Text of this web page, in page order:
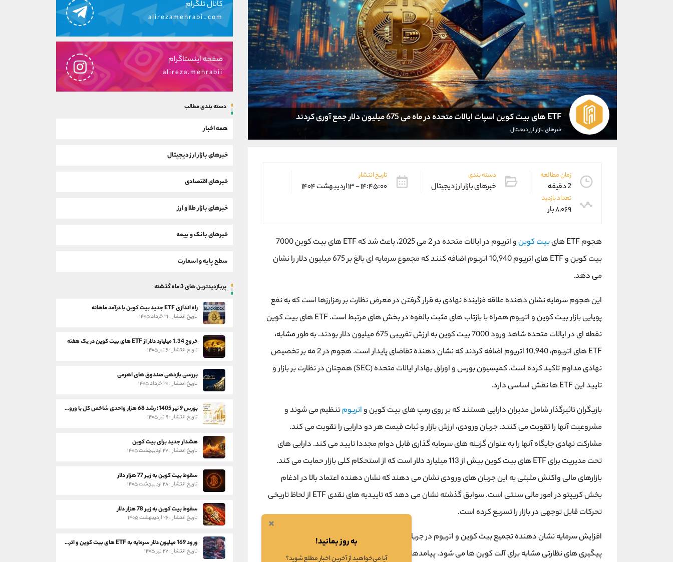
ETF های بیت کوین اسپات ایالات متحده در ماه می 675 میلیون دلار جمع آوری کردند
خبرهای بازار ارز دیجیتال
زمان مطالعه
2 دقیقه
دسته بندی
خبرهای بازار ارز دیجیتال
تاریخ انتشار
۱۴:۴۵:۰۰ - ۱۳ اردیبهشت ۱۴۰۴
تعداد بازدید
۸,۰۶۹ بار
هجوم ETF های بیت کوین
و اتریوم در ایالات متحده در 2 می 2025، باعث شد که ETF های بیت کوین 7000
بیت کوین و ETF های اتریوم 10,940 اتریوم اضافه کنند که مجموع سرمایه ای بالغ بر 675 میلیون دلار را نشان
می دهد.
این هجوم سرمایه نشان دهنده علاقه فزاینده نهادی به قرار گرفتن در معرض نظارت بر رمزارزها است که به نفع
پویایی بازار بیت کوین و اتریوم همراه با بازتاب های مثبت بالقوه در بخش های مرتبط است. ETF های بیت کوین
نقطه ای در ایالات متحده شاهد ورود 7000 بیت کوین به ارزش تقریبی 675 میلیون دلار بودند. به طور مشابه،
ETF های اتریوم، 10,940 اتریوم اضافه کردند که نشان دهنده تقاضای پایدار است. هجوم در 2 مه بر تخصیص
نهادی مداوم تاکید کرده است. کمیسیون بورس و اوراق بهادار ایالات متحده (SEC) همچنان در نظارت بر بازار و
تایید این ETF ها نقش اساسی دارد.
بازیگران تاثیرگذار شامل مدیران دارایی هستند که بر روی رمپ های بیت کوین واتریومتنظیم می شوند و
مشروعیت آنها را تقویت می کنند. جریان ورودی، ارزش بازار و ثبات قیمت هر دو دارایی را تقویت می کند.
مشارکت نهادی جایگاه آنها را به عنوان گزینه های سرمایه گذاری قابل دوام مجددا تایید می کند. دارایی های
تحت مدیریت برای ETF های بیت کوین بیش از 113 میلیارد دلار است که از استحکام کلی بازار حمایت می کند.
بازارهای مالی واکنش مثبتی به این جریان های ورودی نشان می دهند که نشان دهنده اعتماد بالا در ادغام
بخش کریپتو در امور مالی سنتی است. سوابق گذشته نشان می دهد که تاییدیه های نقدی ETF از لحاظ تاریخی
تحرکات قابل توجهی در بازار را تسریع کرده است.
افزایش سرمایه نشان دهنده تجمیع بیت کوین و اتریوم در جریان اصلی مالی است که به طور بالقوه باعث تحریک
پیگیری های نظارتی مشابه برای آلت کوین ها می شود. پیامدهای گسترده تر شامل افزایش مدیریت ریسک و
کانال تلگرام
alirezamehrabi_com
صفحه اینستاگرام
alireza.mehrabii
دسته بندی مطالب
همه اخبار
خبرهای بازار ارز دیجیتال
خبرهای اقتصادی
خبرهای بازار طلا و ارز
خبرهای بانک و بیمه
سطح پایه و اسمارت
پربازدیدترین های 3 ماه گذشته
راه اندازی ETF جدید بیت کوین با درآمد ماهانه
تاریخ انتشار : ۲۱ خرداد ۱۴۰۵
خروج 1.34 میلیارد دلار از ETF های بیت کوین در یک هفته
تاریخ انتشار : ۶ تیر ۱۴۰۵
بررسی بازدهی صندوق های اهرمی
تاریخ انتشار : ۲۰ خرداد ۱۴۰۵
بورس 9 تیر 1405؛ رشد 68 هزار واحدی شاخص کل با ورود 3 همت پول حقیقی
تاریخ انتشار : ۹ تیر ۱۴۰۵
هشدار جدید برای بیت کوین
تاریخ انتشار : ۲۷ اردیبهشت ۱۴۰۵
سقوط بیت کوین به زیر 77 هزار دلار
تاریخ انتشار : ۲۸ اردیبهشت ۱۴۰۵
سقوط بیت کوین به زیر 78 هزار دلار
تاریخ انتشار : ۲۶ اردیبهشت ۱۴۰۵
ورود 169 میلیون دلار سرمایه به ETF های بیت کوین و اتریوم
تاریخ انتشار : ۲۷ تیر ۱۴۰۵
×
به روز بمانید!
آیا می‌خواهید از آخرین اخبار مطلع شوید؟